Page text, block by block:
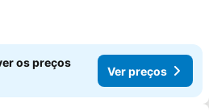
os preços
Ver preços